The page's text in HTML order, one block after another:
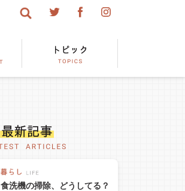
食洗機の掃除、どうしてる？